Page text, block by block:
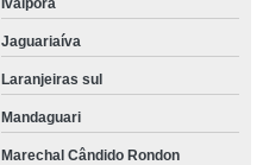
Ivaiporã
Jaguariaíva
Laranjeiras sul
Mandaguari
Marechal Cândido Rondon